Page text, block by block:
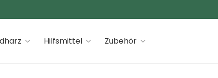
Hilfsmittel Zubehör